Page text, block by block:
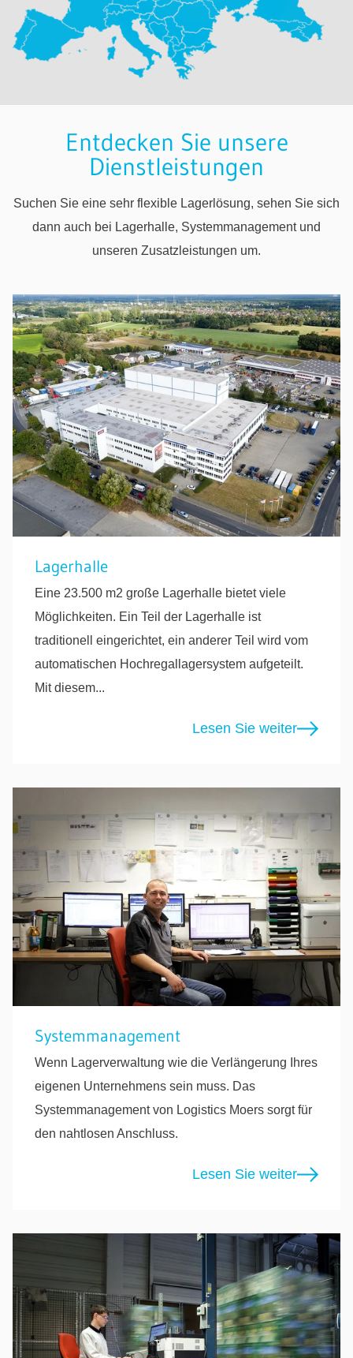
Entdecken Sie unsere
Dienstleistungen
Suchen Sie eine sehr flexible Lagerlösung, sehen Sie sich
dann auch bei Lagerhalle, Systemmanagement und
unseren Zusatzleistungen um.
Lagerhalle
Eine 23.500 m2 große Lagerhalle bietet viele
Möglichkeiten. Ein Teil der Lagerhalle ist
traditionell eingerichtet, ein anderer Teil wird vom
automatischen Hochregallagersystem aufgeteilt.
Mit diesem...
Lesen Sie weiter
Systemmanagement
Wenn Lagerverwaltung wie die Verlängerung Ihres
eigenen Unternehmens sein muss. Das
Systemmanagement von Logistics Moers sorgt für
den nahtlosen Anschluss.
Lesen Sie weiter